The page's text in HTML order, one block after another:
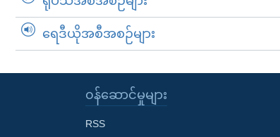
ရေဒီယိုအစီအစဉ်များ
၀န်ဆောင်မှုများ
RSS